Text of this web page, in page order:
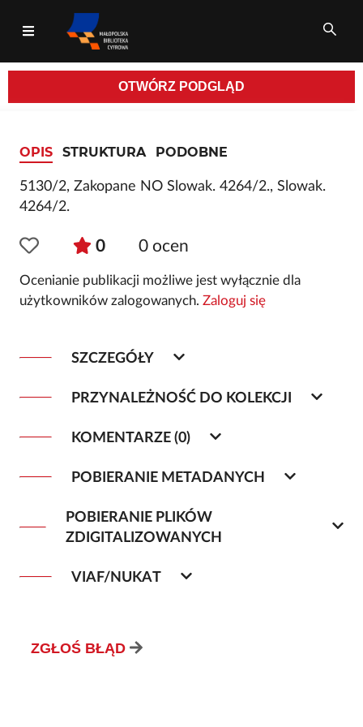
OTWÓRZ PODGLĄD
OPIS STRUKTURA PODOBNE
5130/2, Zakopane NO Slowak. 4264/2., Slowak.
4264/2.
Ocenianie publikacji możliwe jest wyłącznie dla
użytkowników zalogowanych. Zaloguj się
0 0 ocen
SZCZEGÓŁY
PRZYNALEŻNOŚĆ DO KOLEKCJI
KOMENTARZE (0)
POBIERANIE METADANYCH
POBIERANIE PLIKÓW
ZDIGITALIZOWANYCH
VIAF/NUKAT
ZGŁOŚ BŁĄD